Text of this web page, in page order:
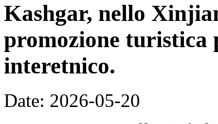
Kashgar, nello
promozione turistica
interetnico.
Date: 2026-05-20